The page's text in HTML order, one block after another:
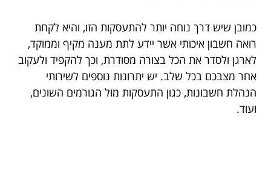
כמובן שיש דרך נוחה יותר להתעסקות הזו, והיא לקחת
רואה חשבון איכותי אשר יידע לתת מענה מקיף וממוקד,
לארגן ולסדר את הכל בצורה מסודרת, וכך להקפיד ולעקוב
אחר מצבכם בכל שלב. יש יתרונות נוספים לשירותי
הנהלת חשבונות, כגון התעסקות מול הגורמים השונים,
ועוד.